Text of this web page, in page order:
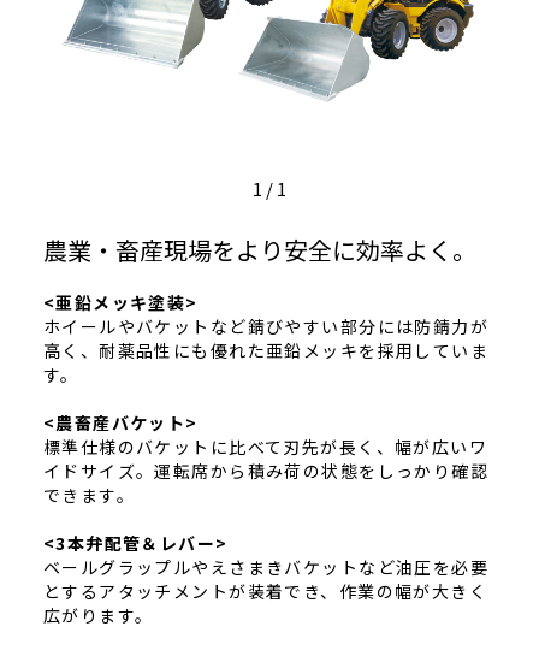
1 /1
農業・畜産現場をより安全に効率よく。
<亜鉛メッキ塗装>
ホイールやバケットなど錆びやすい部分には防錆力が
高く、耐薬品性にも優れた亜鉛メッキを採用していま
す。
<農畜産バケット>
標準仕様のバケットに比べて刃先が長く、幅が広いワ
イドサイズ。運転席から積み荷の状態をしっかり確認
できます。
<3本弁配管＆レバー>
ベールグラップルやえさまきバケットなど油圧を必要
とするアタッチメントが装着でき、作業の幅が大きく
広がります。